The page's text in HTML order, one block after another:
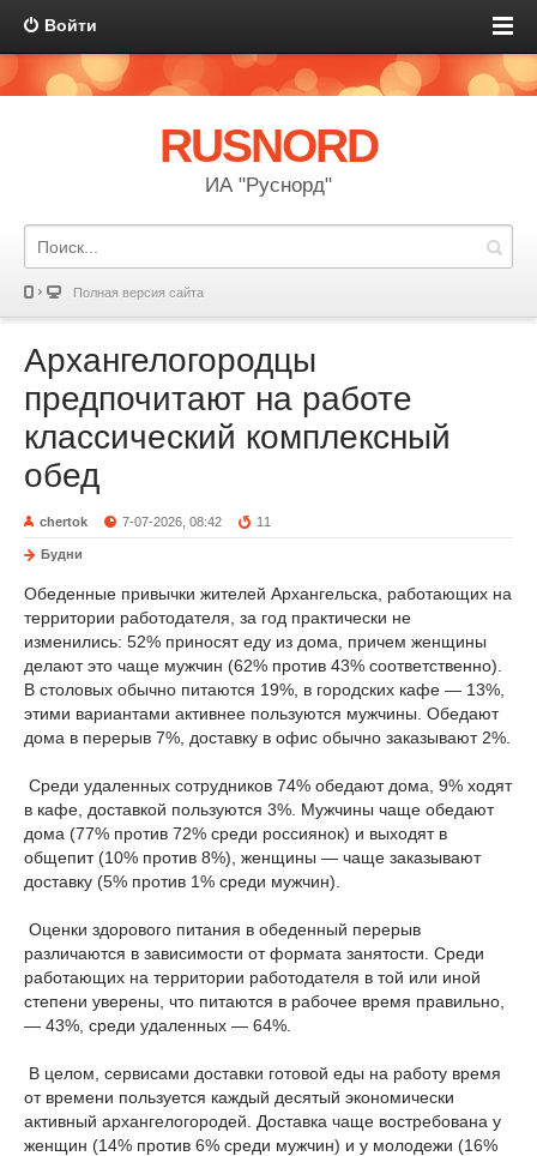
Войти
RUSNORD
ИА "Руснорд"
Полная версия сайта
Архангелогородцы
предпочитают на работе
классический комплексный
обед
chertok 7-07-2026, 08:42 11
Будни
Обеденные привычки жителей Архангельска, работающих на
территории работодателя, за год практически не
изменились: 52% приносят еду из дома, причем женщины
делают это чаще мужчин (62% против 43% соответственно).
В столовых обычно питаются 19%, в городских кафе — 13%,
этими вариантами активнее пользуются мужчины. Обедают
дома в перерыв 7%, доставку в офис обычно заказывают 2%.
Среди удаленных сотрудников 74% обедают дома, 9% ходят
в кафе, доставкой пользуются 3%. Мужчины чаще обедают
дома (77% против 72% среди россиянок) и выходят в
общепит (10% против 8%), женщины — чаще заказывают
доставку (5% против 1% среди мужчин).
Оценки здорового питания в обеденный перерыв
различаются в зависимости от формата занятости. Среди
работающих на территории работодателя в той или иной
степени уверены, что питаются в рабочее время правильно,
— 43%, среди удаленных — 64%.
В целом, сервисами доставки готовой еды на работу время
от времени пользуется каждый десятый экономически
активный архангелогородей. Доставка чаще востребована у
женщин (14% против 6% среди мужчин) и у молодежи (16%